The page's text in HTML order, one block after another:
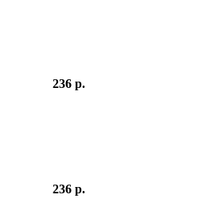
236 р.
236 р.